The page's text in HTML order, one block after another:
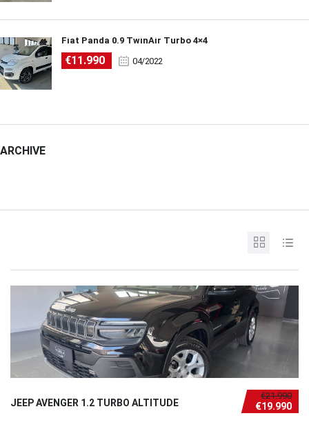
Fiat Panda 0.9 TwinAir Turbo 4×4
€11.990 04/2022
ARCHIVE
€21.990
€19.990
JEEP AVENGER 1.2 TURBO ALTITUDE